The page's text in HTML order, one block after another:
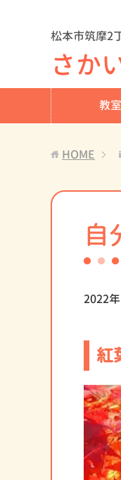
松本市筑摩2
さか
教
HOME
自
2022
紅